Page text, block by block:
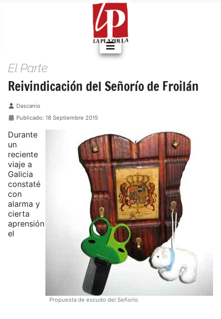
El Parte
Reivindicación del Señorío de Froilán
Detalles
Dascanio
Publicado: 18 Septiembre 2015
Propuesta de escudo del Señorío
Durante
un
reciente
viaje a
Galicia
constaté
con
alarma y
cierta
aprensión
el